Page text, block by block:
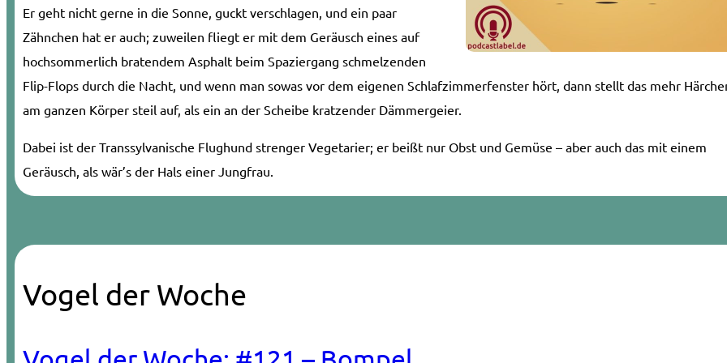
Er geht nicht gerne in die Sonne, guckt verschlagen, und ein paar
Zähnchen hat er auch; zuweilen fliegt er mit dem Geräusch eines auf
hochsommerlich bratendem Asphalt beim Spaziergang schmelzenden
Flip-Flops durch die Nacht, und wenn man sowas vor dem eigenen Schlafzimmerfenster hört, dann stellt das mehr
am ganzen Körper steil auf, als ein an der Scheibe kratzender Dämmergeier.
Dabei ist der Transsylvanische Flughund strenger Vegetarier; er beißt nur Obst und Gemüse – aber auch das mit einem
Geräusch, als wär’s der Hals einer Jungfrau.
Vogel der Woche